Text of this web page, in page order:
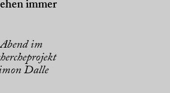
immer
im
Dalle